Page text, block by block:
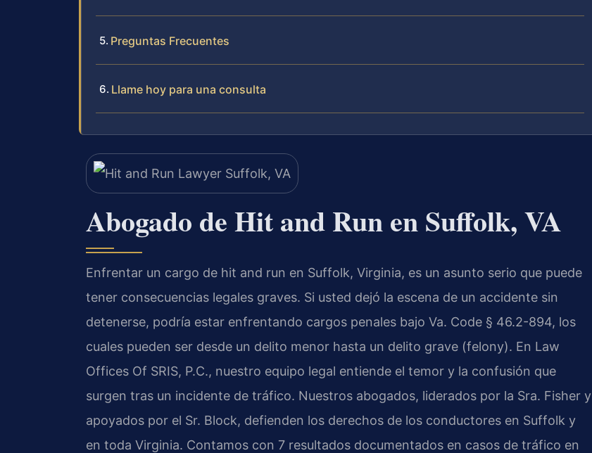
Preguntas Frecuentes
Llame hoy para una consulta
Abogado de Hit and Run en Suffolk, VA
Enfrentar un cargo de hit and run en Suffolk, Virginia, es un asunto serio que puede
tener consecuencias legales graves. Si usted dejó la escena de un accidente sin
detenerse, podría estar enfrentando cargos penales bajo Va. Code § 46.2-894, los
cuales pueden ser desde un delito menor hasta un delito grave (felony). En Law
Offices Of SRIS, P.C., nuestro equipo legal entiende el temor y la confusión que
surgen tras un incidente de tráfico. Nuestros abogados, liderados por la Sra. Fisher y
apoyados por el Sr. Block, defienden los derechos de los conductores en Suffolk y
en toda Virginia. Contamos con 7 resultados documentados en casos de tráfico en